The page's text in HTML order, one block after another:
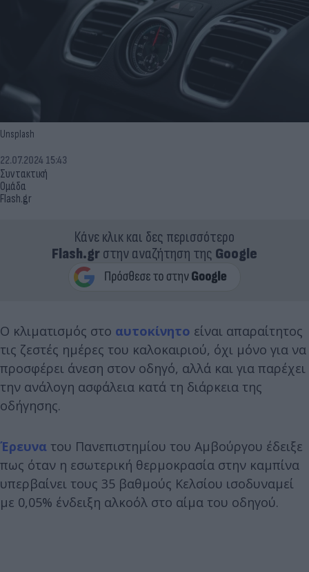
Unsplash
Συντακτική
Ομάδα
Flash.gr
22.07.2024 15:43
Κάνε κλικ και δες περισσότερο
Flash.grστην αναζήτηση της Google
Ο κλιματισμός στο αυτοκίνητο είναι απαραίτητος
τις ζεστές ημέρες του καλοκαιριού, όχι μόνο για να
προσφέρει άνεση στον οδηγό, αλλά και για παρέχει
την ανάλογη ασφάλεια κατά τη διάρκεια της
οδήγησης.
Έρευνα του Πανεπιστημίου του Αμβούργου έδειξε
πως όταν η εσωτερική θερμοκρασία στην καμπίνα
υπερβαίνει τους 35 βαθμούς Κελσίου ισοδυναμεί
με 0,05% ένδειξη αλκοόλ στο αίμα του οδηγού.